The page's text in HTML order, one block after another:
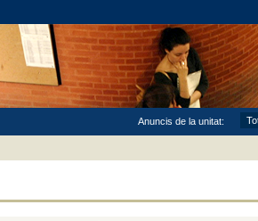
Anuncis de la unitat: